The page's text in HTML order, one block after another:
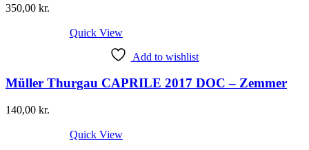
350,00 kr.
Quick View
Add to wishlist
Müller Thurgau CAPRILE 2017 DOC – Zemmer
140,00 kr.
Quick View